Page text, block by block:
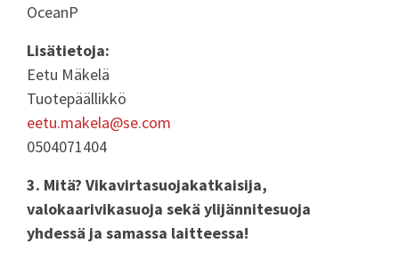
OceanP
Lisätietoja:
Eetu Mäkelä
Tuotepäällikkö
eetu.makela@se.com
0504071404
3. Mitä? Vikavirtasuojakatkaisija,
valokaarivikasuoja sekä ylijännitesuoja
yhdessä ja samassa laitteessa!